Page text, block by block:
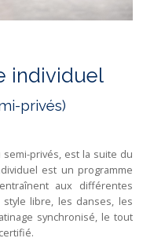
individuel
privés)
privés, est la suite du
est un programme
aux différentes
libre, les danses, les
synchronisé, le tout